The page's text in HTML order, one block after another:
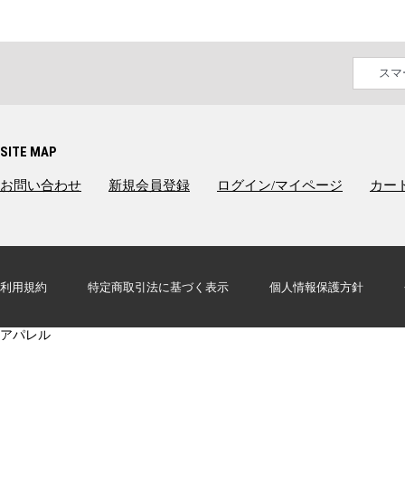
ス
SITE MAP
お問い合わせ 新規会員登録 ログイン/マイページ カー
利用規約 特定商取引法に基づく表示 個人情報保護方針
第３１Ｃ部隊
アパレル